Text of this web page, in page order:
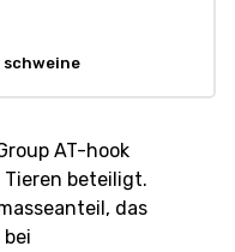
schweine
AT-hook
Tieren beteiligt.
das